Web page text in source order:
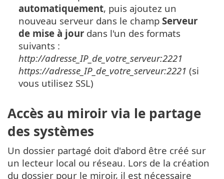
automatiquement, puis ajoutez un
nouveau serveur dans le champServeur
de mise à jour dans l'un des formats
suivants :
http://adresse_IP_de_votre_serveur:2221
https://adresse_IP_de_votre_serveur:2221(si
vous utilisez SSL)
Accès au miroir via le partage
des systèmes
Un dossier partagé doit d'abord être créé sur
un lecteur local ou réseau. Lors de la création
du dossier pour le miroir, il est nécessaire